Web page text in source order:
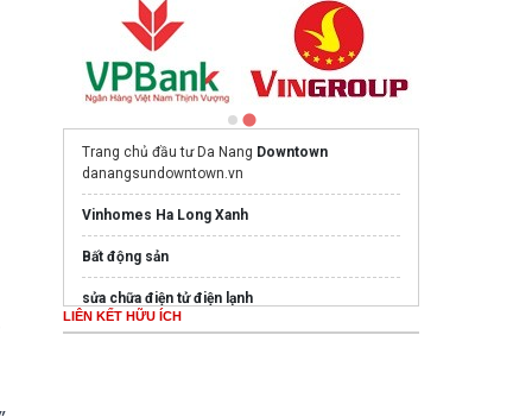
Trang chủ đầu tư Da Nang Downtown
danangsundowntown.vn
Vinhomes Ha Long Xanh
Bất động sản
sửa chữa điện tử điện lạnh
LIÊN KẾT HỮU ÍCH